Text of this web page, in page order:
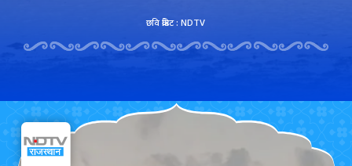
छवि क्रेडिट : NDTV